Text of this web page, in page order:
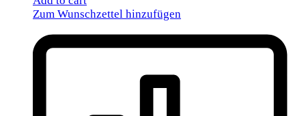
Zum Wunschzettel hinzufügen